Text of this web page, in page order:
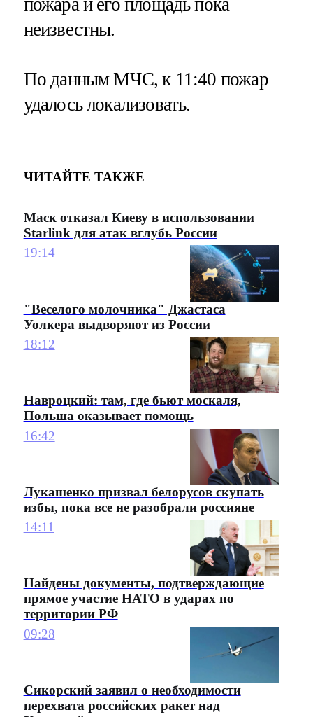
неизвестны.
По данным МЧС, к 11:40 пожар
удалось локализовать.
ЧИТАЙТЕ ТАКЖЕ
Маск отказал Киеву в использовании
Starlink для атак вглубь России
19:14
"Веселого молочника" Джастаса
Уолкера выдворяют из России
18:12
Навроцкий: там, где бьют москаля,
Польша оказывает помощь
16:42
Лукашенко призвал белорусов скупать
избы, пока все не разобрали россияне
14:11
Найдены документы, подтверждающие
прямое участие НАТО в ударах по
территории РФ
09:28
Сикорский заявил о необходимости
перехвата российских ракет над